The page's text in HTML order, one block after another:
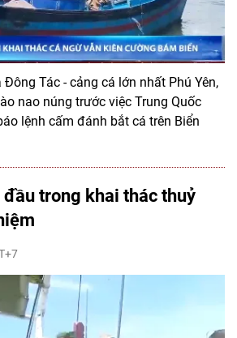
Đông Tác - cảng cá lớn nhất Phú Yên,
nao núng trước việc Trung Quốc
lệnh cấm đánh bắt cá trên Biển
trong khai thác thuỷ